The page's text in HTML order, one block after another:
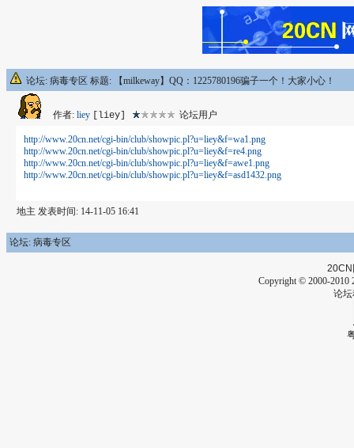
论坛: 病毒专区 标题: 【milkeway】QQ：1225780196骗子一个！大家小心！
作者: liey [liey] 论坛用户
http://www.20cn.net/cgi-bin/club/showpic.pl?u=liey&f=wa1.png
http://www.20cn.net/cgi-bin/club/showpic.pl?u=liey&f=re4.png
http://www.20cn.net/cgi-bin/club/showpic.pl?u=liey&f=awe1.png
http://www.20cn.net/cgi-bin/club/showpic.pl?u=liey&f=asd1432.png
地主 发表时间: 14-11-05 16:41
论坛: 病毒专区
20CN
Copyright © 2000-2010
论